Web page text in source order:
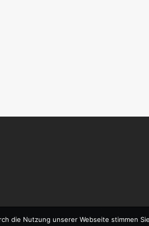
die Nutzung unserer Webseite stimmen